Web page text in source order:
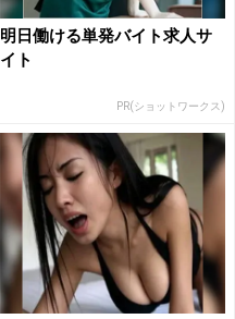
明日働ける単発バイト求人サ
イト
PR(ショットワークス)